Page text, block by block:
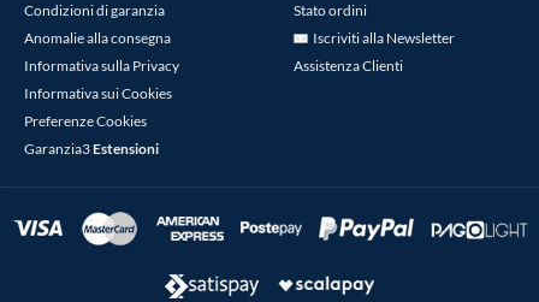
Condizioni di garanzia
Anomalie alla consegna
Informativa sulla Privacy
Informativa sui Cookies
Preferenze Cookies
Garanzia3Estensioni
Stato ordini
Iscriviti alla Newsletter
Assistenza Clienti